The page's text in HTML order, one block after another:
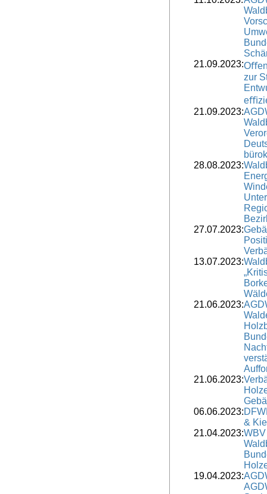
21.09.2023:
zur
21.09.2023:
28.08.2023:
27.07.2023:
13.07.2023:
21.06.2023:
21.06.2023:
06.06.2023:
&
21.04.2023:
19.04.2023: